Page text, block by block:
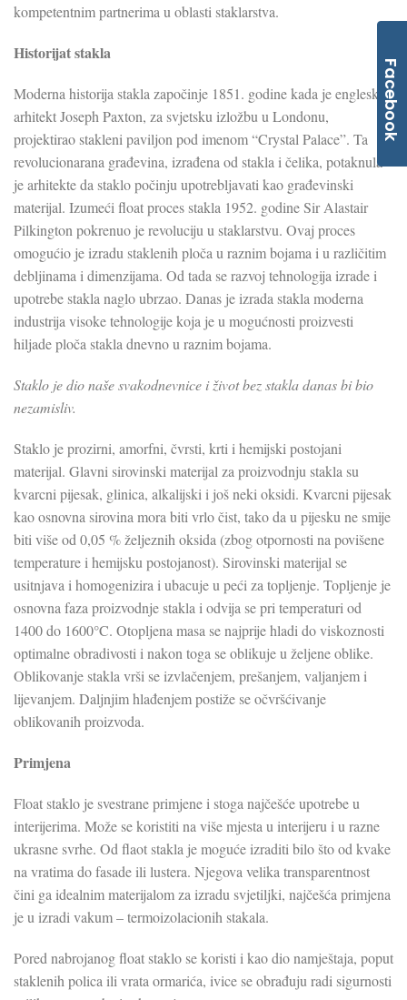
kompetentnim partnerima u oblasti staklarstva.
Historijat stakla
Moderna historija stakla započinje 1851. godine kada je engleski
arhitekt Joseph Paxton, za svjetsku izložbu u Londonu,
projektirao stakleni paviljon pod imenom “Crystal Palace”. Ta
revolucionarana građevina, izrađena od stakla i čelika, potaknula
je arhitekte da staklo počinju upotrebljavati kao građevinski
materijal. Izumeći float proces stakla 1952. godine Sir Alastair
Pilkington pokrenuo je revoluciju u staklarstvu. Ovaj proces
omogućio je izradu staklenih ploča u raznim bojama i u različitim
debljinama i dimenzijama. Od tada se razvoj tehnologija izrade i
upotrebe stakla naglo ubrzao. Danas je izrada stakla moderna
industrija visoke tehnologije koja je u mogućnosti proizvesti
hiljade ploča stakla dnevno u raznim bojama.
Staklo je dio naše svakodnevnice i život bez stakla danas bi bio
nezamisliv.
Staklo je prozirni, amorfni, čvrsti, krti i hemijski postojani
materijal. Glavni sirovinski materijal za proizvodnju stakla su
kvarcni pijesak, glinica, alkalijski i još neki oksidi. Kvarcni pijesak
kao osnovna sirovina mora biti vrlo čist, tako da u pijesku ne smije
biti više od 0,05 % željeznih oksida (zbog otpornosti na povišene
temperature i hemijsku postojanost). Sirovinski materijal se
usitnjava i homogenizira i ubacuje u peći za topljenje. Topljenje je
osnovna faza proizvodnje stakla i odvija se pri temperaturi od
1400 do 1600°C. Otopljena masa se najprije hladi do viskoznosti
optimalne obradivosti i nakon toga se oblikuje u željene oblike.
Oblikovanje stakla vrši se izvlačenjem, prešanjem, valjanjem i
lijevanjem. Daljnjim hlađenjem postiže se očvršćivanje
oblikovanih proizvoda.
Primjena
Float staklo je svestrane primjene i stoga najčešće upotrebe u
interijerima. Može se koristiti na više mjesta u interijeru i u razne
ukrasne svrhe. Od flaot stakla je moguće izraditi bilo što od kvake
na vratima do fasade ili lustera. Njegova velika transparentnost
čini ga idealnim materijalom za izradu svjetiljki, najčešća primjena
je u izradi vakum – termoizolacionih stakala.
Pored nabrojanog float staklo se koristi i kao dio namještaja, poput
staklenih polica ili vrata ormarića, ivice se obrađuju radi sigurnosti
Facebook